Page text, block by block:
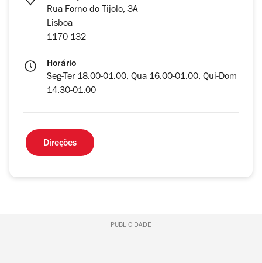
Rua Forno do Tijolo, 3A
Lisboa
1170-132
Horário
Seg-Ter 18.00-01.00, Qua 16.00-01.00, Qui-Dom
14.30-01.00
Direções
PUBLICIDADE